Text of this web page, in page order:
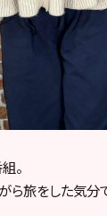
。
旅をした気分